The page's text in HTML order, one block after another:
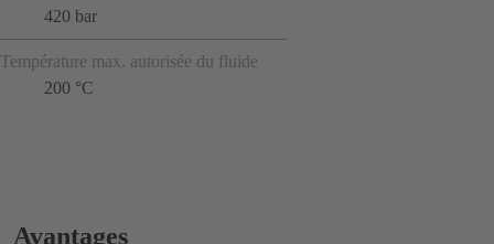
420 bar
Température max. autorisée du fluide
200 °C
Avantages